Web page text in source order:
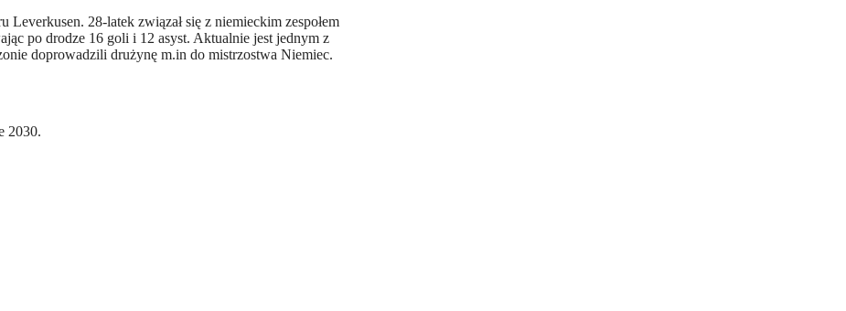
Leverkusen. 28-latek związał się z niemieckim zespołem
po drodze 16 goli i 12 asyst. Aktualnie jest jednym z
doprowadzili drużynę m.in do mistrzostwa Niemiec.
2030.